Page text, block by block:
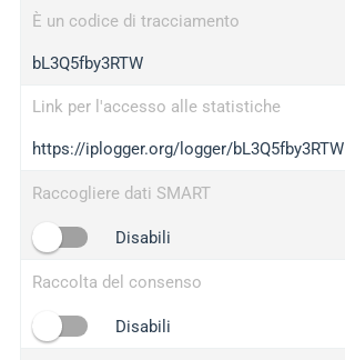
wl.gl
ed.tc
bc.ax
iplogger.com
maper.info
2no.co
yip.su
iplogger.info
È un codice di tracciamento
bL3Q5fby3RTW
Link per l'accesso alle statistiche
https://iplogger.org/logger/bL3Q5fby3RTW
Raccogliere dati SMART
Disabili
Raccolta del consenso
Disabili